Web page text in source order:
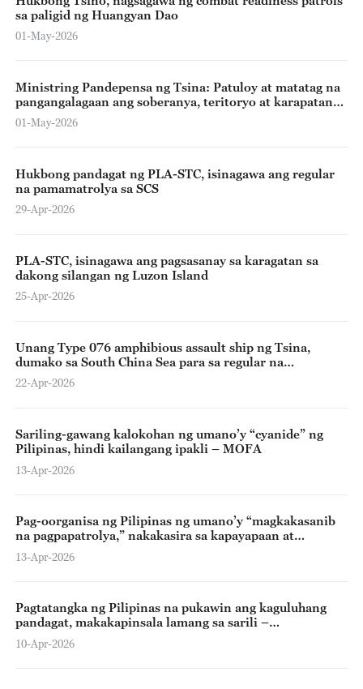
sa paligid ng Huangyan Dao
01-May-2026
Ministring Pandepensa ng Tsina: Patuloy at matatag na
pangangalagaan ang soberanya, teritoryo at karapatang
pandagat sa SCS
01-May-2026
Hukbong pandagat ng PLA-STC, isinagawa ang regular
na pamamatrolya sa SCS
29-Apr-2026
PLA-STC, isinagawa ang pagsasanay sa karagatan sa
dakong silangan ng Luzon Island
25-Apr-2026
Unang Type 076 amphibious assault ship ng Tsina,
dumako sa South China Sea para sa regular na
pagsasanay
22-Apr-2026
Sariling-gawang kalokohan ng umano’y “cyanide” ng
Pilipinas, hindi kailangang ipakli – MOFA
13-Apr-2026
Pag-oorganisa ng Pilipinas ng umano’y “magkakasanib
na pagpapatrolya,” nakakasira sa kapayapaan at
katatagan ng rehiyon – STC-PLA
13-Apr-2026
Pagtatangka ng Pilipinas na pukawin ang kaguluhang
pandagat, makakapinsala lamang sa sarili –
tagapagsalitang Tsino
10-Apr-2026